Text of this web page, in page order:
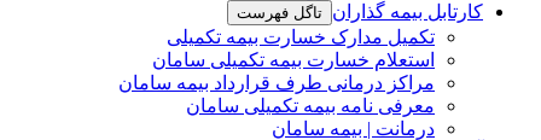
کارتابل بیمه گذاران تاگل فهرست
تکمیل مدارک خسارت بیمه تکمیلی
استعلام خسارت بیمه تکمیلی سامان
مراکز درمانی طرف قرارداد بیمه سامان
معرفی نامه بیمه تکمیلی سامان
درمانت | بیمه سامان